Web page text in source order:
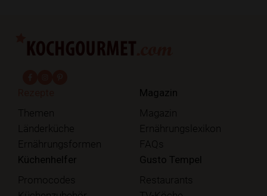
Themen
Länderküche
Ernährungsformen
Magazin
Magazin
Ernährungslexikon
FAQs
Küchenhelfer
Promocodes
Gusto Tempel
Restaurants